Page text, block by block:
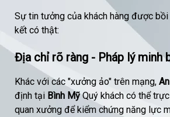
Sự tin tưởng của khách hàng được
kết có thật:
Địa chỉ rõ ràng - Pháp lý minh
Khác với các "xưởng ảo" trên mạng,
định tại Bình MỹQuý khách có thể
quan xưởng để kiểm chứng năng lực